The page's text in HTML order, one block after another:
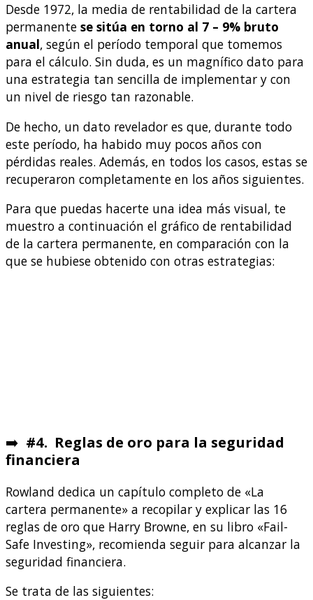
Desde 1972, la media de rentabilidad de la cartera
permanente se sitúa en torno al 7 – 9% bruto
anual, según el período temporal que tomemos
para el cálculo. Sin duda, es un magnífico dato para
una estrategia tan sencilla de implementar y con
un nivel de riesgo tan razonable.
De hecho, un dato revelador es que, durante todo
este período, ha habido muy pocos años con
pérdidas reales. Además, en todos los casos, estas se
recuperaron completamente en los años siguientes.
Para que puedas hacerte una idea más visual, te
muestro a continuación el gráfico de rentabilidad
de la cartera permanente, en comparación con la
que se hubiese obtenido con otras estrategias:
➡️ #4. Reglas de oro para la seguridad
financiera
Rowland dedica un capítulo completo de «La
cartera permanente» a recopilar y explicar las 16
reglas de oro que Harry Browne, en su libro «Fail-
Safe Investing», recomienda seguir para alcanzar la
seguridad financiera.
Se trata de las siguientes: